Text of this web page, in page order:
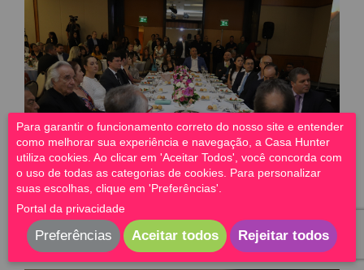
Para garantir o funcionamento correto do nosso site e entender
como melhorar sua experiência e navegação, a Casa Hunter
utiliza cookies. Ao clicar em 'Aceitar Todos', você concorda com
o uso de todas as categorias de cookies. Para personalizar
suas escolhas, clique em 'Preferências'.
Portal da privacidade
Preferências Aceitar todos Rejeitar todos